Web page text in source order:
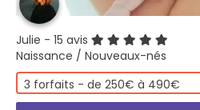
Julie - 15 avis
Naissance / Nouveaux-nés
3 forfaits - de 250€ à 490€